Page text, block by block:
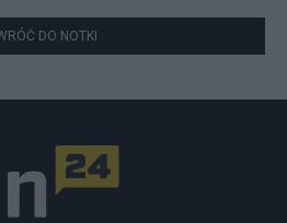
DO NOTKI